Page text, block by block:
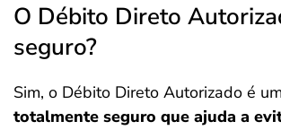
O Débito Direto
seguro?
Sim, o Débito Direto Autorizado é
totalmente seguro que ajuda a